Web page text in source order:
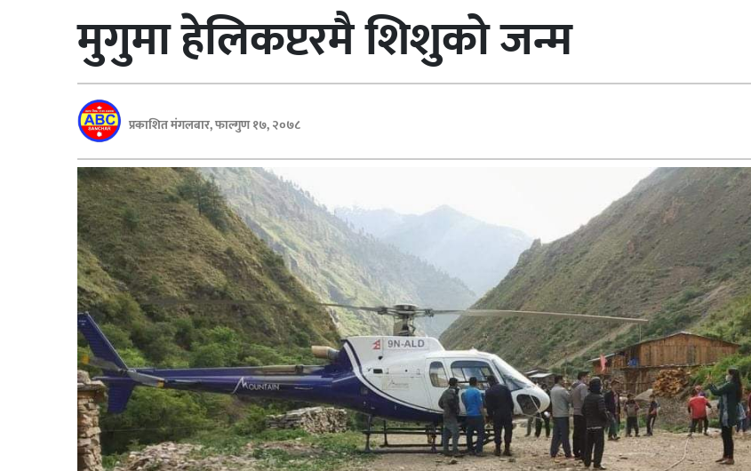
पत्रपत्रिका
मुगुमा हेलिकप्टरमै शिशुको जन्म
प्रकाशित मंगलबार, फाल्गुण १७, २०७८